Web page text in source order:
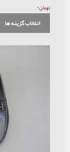
تومان۰
انتخاب گزینه ها